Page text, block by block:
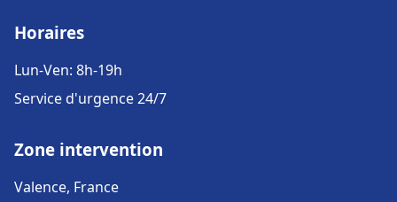
Horaires
Lun-Ven: 8h-19h
Service d'urgence 24/7
Zone intervention
Valence, France